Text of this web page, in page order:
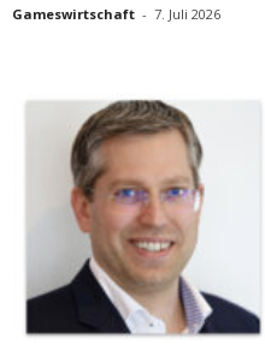
Gameswirtschaft - 7. Juli 2026